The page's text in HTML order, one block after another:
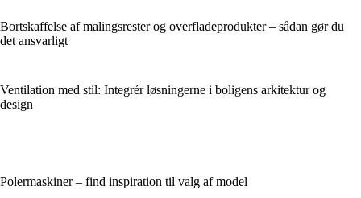
Bortskaffelse af malingsrester og overfladeprodukter – sådan gør du
det ansvarligt
Ventilation med stil: Integrér løsningerne i boligens arkitektur og
design
Polermaskiner – find inspiration til valg af model